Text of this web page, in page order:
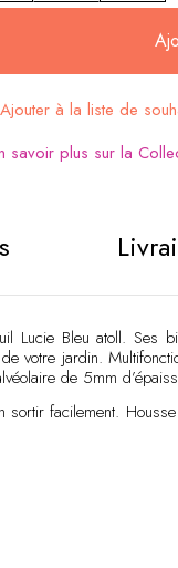
Ajouter à la liste de
savoir plus sur la
Lucie Bleu atoll. Ses
votre jardin.
de 5mm
facilement.